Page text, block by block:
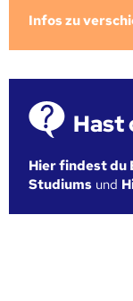
Infos zu
Hast
Hier findest du
Studiums und